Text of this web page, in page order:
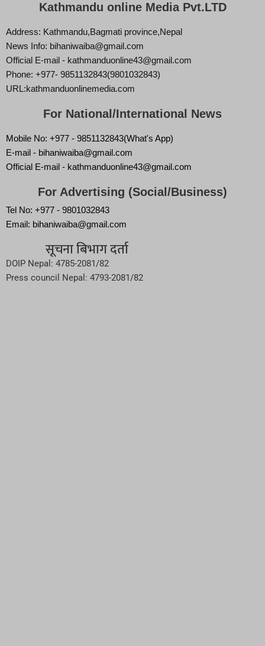
Kathmandu online Media Pvt.LTD
Address: Kathmandu,Bagmati province,Nepal
News Info: bihaniwaiba@gmail.com
Official E-mail - kathmanduonline43@gmail.com
Phone: +977- 9851132843(9801032843)
URL:kathmanduonlinemedia.com
For National/International News
Mobile No: +977 - 9851132843(What's App)
E-mail - bihaniwaiba@gmail.com
Official E-mail - kathmanduonline43@gmail.com
For Advertising (Social/Business)
Tel No: +977 - 9801032843
Email: bihaniwaiba@gmail.com
सूचना बिभाग दर्ता
DOIP Nepal: 4785-2081/82
Press council Nepal: 4793-2081/82